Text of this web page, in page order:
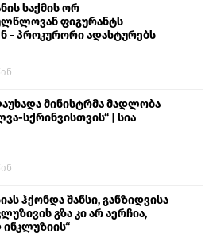
საქმის ორ
ფიგურანტს
- პროკურორი ადასტურებს
მინისტრმა მადლობა
სქრინვისთვის“ | სია
ჰქონდა შანსი, განზიდვისა
გზა კი არ აერჩია,